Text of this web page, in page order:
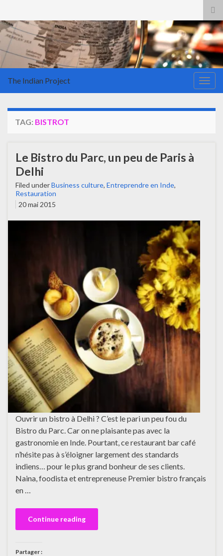
The Indian Project
TAG: BISTROT
Le Bistro du Parc, un peu de Paris à
Delhi
Filed underBusiness culture, Entreprendre en Inde,
Restauration
20 mai 2015
Ouvrir un bistro à Delhi ? C’est le pari un peu fou du
Bistro du Parc. Car on ne plaisante pas avec la
gastronomie en Inde. Pourtant, ce restaurant bar café
n’hésite pas à s’éloigner largement des standards
indiens… pour le plus grand bonheur de ses clients.
Naina, foodista et entrepreneuse Premier bistro français
en …
Continue reading
Partager :